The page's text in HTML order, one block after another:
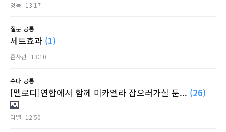
양늑 13:17
질문 공통
세트효과 (1)
준사관 13:10
수다 공통
[멜로디]연합에서 함께 미카엘라 잡으러가실 둔... (26)
라벨 12:50